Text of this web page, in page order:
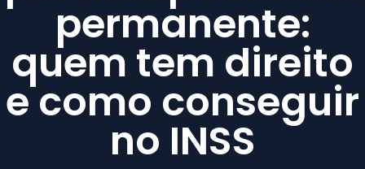
permanente:
quem tem direito
e como conseguir
no INSS